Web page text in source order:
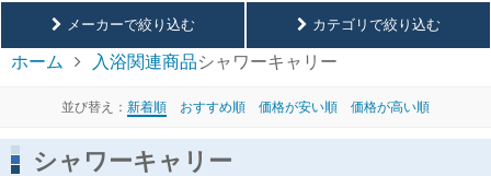
ご利用ガイド
メーカーで絞り込む カテゴリで絞り込む
ホーム 入浴関連商品シャワーキャリー
並び替え： 新着順 おすすめ順 価格が安い順 価格が高い順
シャワーキャリー